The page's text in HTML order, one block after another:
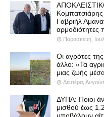
Κομπατσιάρης
Γαβριήλ
αρμοδιότητες
Παρασκευή,
Οι αγρότες
άλλο: «Τα
μιας ζωής
Δευτέρα,
ΔΥΠΑ: Ποιοι
μισθού έως
υποβάλουν